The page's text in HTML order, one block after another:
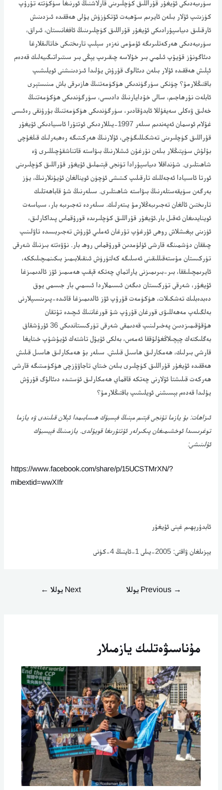
سۈرىيەدىكى ئۇيغۇر قۇراللىق كۈچلىرىنى قارلاشنىڭ ئورنىغا سۈكۈتتە تۇرۇپ
كۈزىتىپ ئۇلار بىلەن ئايرىم سۆھبەت ئۆتكۈزۈش يۇلى ھەققىدە ئىزدىنىش
ئارقىلىق دىياسپۇرادىكى ئۇيغۇر قۇراللىق كۈچلىرىنىڭ ئافغانىستان، ئىراق،
سۈرىيەدىكى ھەركەتلىرىگە ئۇمۇمى نەزەر سېلىپ تارىختىكى خاتالىقلارغا
دىئاگونۇز قۇيۇپ ئىلمىي بىر خۇلاسە چىقىرىپ يېڭى بىر سىتىراتىگىيەلىك قەدەم
ئېلىش ھەققىدە ئۇلار بىلەن دىئالوگ قۇرۇش يۇلىدا ئىزدىنىشنى ئويلىشىپ
باقتىڭلارمۇ؟ چۈنكى سۈرگۈندىكى ھۈكۈمەتنىڭ ھازىرقى باش مىنىستېرى
ئابلەت نۇرھاجىم، سالى خۇدايارنىڭ دادىسى، سۈرگۈندىكى ھۈكۈمەتنىڭ
خەلىق ۋەكلى سەيفۇللا ئابدۇقادىر، سۈرگۈندىكى ھۈكۈمەتنىڭ بۇرۇنقى رەئىسى
غۇلام ئوسمان ئەپەندىم سىلەر 1997-يىللاردىكى ئوتتۇرا ئاسىيادىكى ئۇيغۇر
قۇراللىق كۈچلىرىنى تەشكىللىگۈچى، ئۇلارنىڭ ھەركىتىگە رەھبەرلىك قىلغۇچى
بۇلۇش سۈپتىڭلار بىلەن نۇرغۇن ئىشلارنىڭ بىۋاستە قاتناشقۇچىللىرى ۋە
شاھىتلىرى. شۇنداقلا دىياسپۇرادا تۈنجى قېتىملىق ئۇيغۇر قۇراللىق كۈچلىرىنى
ئورتا ئاسىيادا ئەجەللىك تارقىلىپ كىتىشى ئۈچۈن ئوينالغان ئۇيۇنلارنىڭ، يۈز
بەرگەن سۈيقەستلەرنىڭ بىۋاستە شاھىتلىرى. سىلەرنىڭ شۇ قاباھەتلىك
تارىختىن ئالغان تەجىرىبەڭلارمۇ يىتەرلىك. سىلەردە تەجىرىبە بار، سىياسەت
ئوينايدىغان ئەقىل بار.ئۇيغۇر قۇراللىق كۈچلىرىدە قورۇقماس پىداكارلىق،
ئۈزىنى بېغىشلاش روھى ئۇرغۇپ تۇرغان ئەملىي ئۇرۇش تەجىربىسدە تاۋلىنىپ
چىققان دۈشمىنگە قارشى ئۈلۈمدىن قورۇقماس روھ بار. نۆۋەتتە بىزنىڭ شەرقى
تۈركىستان مۇستەقىللىقىنى ئەسلىگە كەلتۈرۈش ئىنقىلابىمىز بىكىنمىچىلىككە،
ئايرىمچىلىققا، بىر-بىرىمىزنى ياراتماي چەتكە قېقىپ ھەمىمىز ئۆز ئالدىمىزغا
ئۇيغۇر، شەرقى تۈركىستان دىگەن ئىسىملاردا ئىسمىي بار جىسمى يوق
دەبدەبلىك تەشكىلات، ھۈكۈمەت قۇرۇپ ئۆز ئالدىمىزغا قائىدە-پىرىنسىپلارنى
بەلگىلەپ مەھەللىۋى قورغان قۇرۇپ شۇ قورغاننىڭ ئىچىدە تۇتقان
ھۇقۇقىمىزدىىن پەخىرلىنىپ قەدىمقى شەرقى تۈركىستاندىكى 36 ئۇرۇشقاق
بەگلىكتەك چېچىلاڭغۇلۇققا ئەمەس، بەلكى ئۇيۇل تاشتەك ئۇيۇشۇپ خىتايغا
قارشى بىرلىك، ھەمكارلىق ھاسىل قىلىش. سىلەر بۇ ھەمكارلىق ھاسىل قىلىش
ھەققىدە ئۇيغۇر قۇراللىق كۈچلىرى بىلەن خىتاي تاجاۋۇزچى ھۈكۈمىتىگە قارشى
ھەركەت قىلىشتا ئۇلارنى چەتكە قاقماي ھەمكارلىق ئۈستىدە دىئالۇگ قۇرۇش
يۇلىدا قەدەم بېسىشنى ئويلىشىپ باقتىڭلارمۇ؟
ئىزاھات: بۇ يازما تۇنجى قېتىم مېنىڭ فېسبۇك ھىسابىمدا ئېلان قىلىندى ۋە يازما
توغرىسىدا ئوخشىمىغان پىكىرلەر ئۇتتۇرىغا قويۇلدى. يازمىنىڭ فېيسبۇك
ئۇلىنىشى:
https://www.facebook.com/share/p/15UCSTMrXN/?
mibextid=wwXIfr
ئابدۇرېھىم غېنى ئۇيغۇر
يېزىلغان ۋاقتى: 2005-يىلى 1-ئاينىڭ 4-كۈنى
→ Next يوللا ←
مۇناسىۋەتلىك يازمىلار